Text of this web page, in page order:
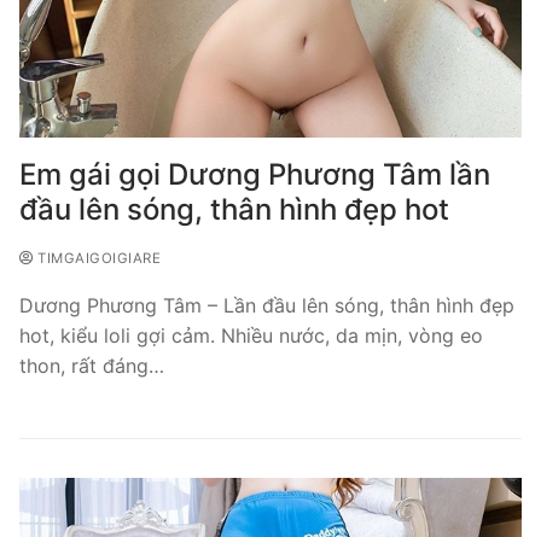
Em gái gọi Dương Phương Tâm lần
đầu lên sóng, thân hình đẹp hot
TIMGAIGOIGIARE
Dương Phương Tâm – Lần đầu lên sóng, thân hình đẹp
hot, kiểu loli gợi cảm. Nhiều nước, da mịn, vòng eo
thon, rất đáng…